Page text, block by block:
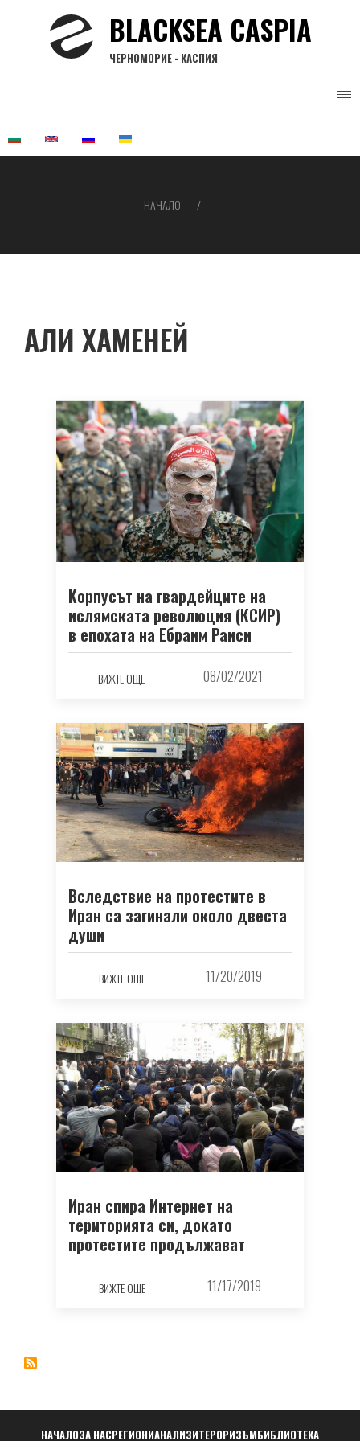
BLACKSEA CASPIA
ЧЕРНОМОРИЕ - КАСПИЯ
НАЧАЛО
АЛИ ХАМЕНЕЙ
Корпусът на гвардейците на
ислямската революция (КСИР)
в епохата на Ебраим Раиси
ВИЖТЕ ОЩЕ 08/02/2021
Вследствие на протестите в
Иран са загинали около двеста
души
ВИЖТЕ ОЩЕ 11/20/2019
Иран спира Интернет на
територията си, докато
протестите продължават
ВИЖТЕ ОЩЕ 11/17/2019
НАЧАЛОЗА НАСРЕГИОНИАНАЛИЗИТЕРОРИЗЪМБИБЛИОТЕКА